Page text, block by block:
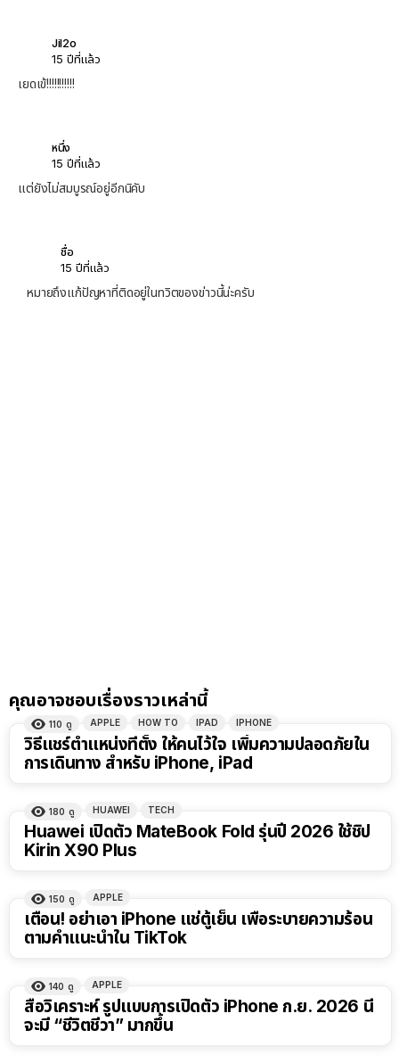
Jil2o
15 ปีที่แล้ว
เยดเข้!!!!!!!!!!!
หนึ่ง
15 ปีที่แล้ว
แต่ยังไม่สมบูรณ์อยู่อีกนิคับ
ชื่อ
15 ปีที่แล้ว
หมายถึงแก้ปัญหาที่ติดอยู่ในทวิตของข่าวนี้น่ะครับ
คุณอาจชอบเรื่องราวเหล่านี้
110 ดู APPLE HOW TO IPAD IPHONE
วิธีแชร์ตำแหน่งที่ตั้ง ให้คนไว้ใจ เพิ่มความปลอดภัยใน
การเดินทาง สำหรับ iPhone, iPad
180 ดู HUAWEI TECH
Huawei เปิดตัว MateBook Fold รุ่นปี 2026 ใช้ชิป
Kirin X90 Plus
150 ดู APPLE
เตือน! อย่าเอา iPhone แช่ตู้เย็น เพื่อระบายความร้อน
ตามคำแนะนำใน TikTok
140 ดู APPLE
สื่อวิเคราะห์ รูปแบบการเปิดตัว iPhone ก.ย. 2026 นี้
จะมี “ชีวิตชีวา” มากขึ้น